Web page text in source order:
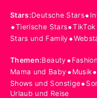
Stars:Deutsche Stars•
•Tierische Stars•
Stars und Family•
Themen:Beauty•
Mama und Baby•Musik•
Shows und Sonstige•
Urlaub und Reise